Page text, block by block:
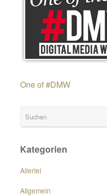
One of #DMW
Kategorien
Allerlei
Allgemein